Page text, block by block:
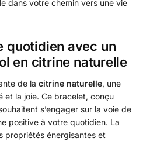
dans votre chemin vers une vie
quotidien avec un
en citrine naturelle
de la citrine naturelle, une
et la joie. Ce bracelet, conçu
s’engager sur la voie de
positive à votre quotidien. La
propriétés énergisantes et